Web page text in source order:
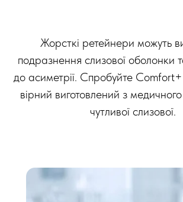
Жорсткі ретейнери можуть
подразнення слизової оболонки
до асиметрії. Спробуйте
вірний виготовлений з
чутливої слизової.